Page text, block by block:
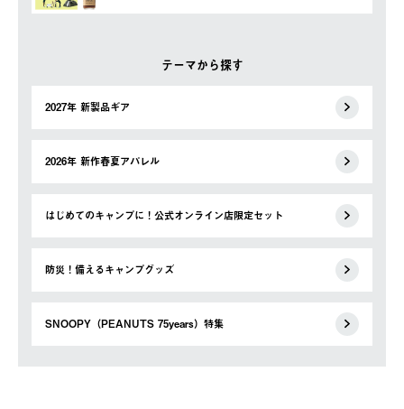
テーマから探す
2027年 新製品ギア
2026年 新作春夏アパレル
はじめてのキャンプに！公式オンライン店限定セット
防災！備えるキャンプグッズ
SNOOPY（PEANUTS 75years）特集